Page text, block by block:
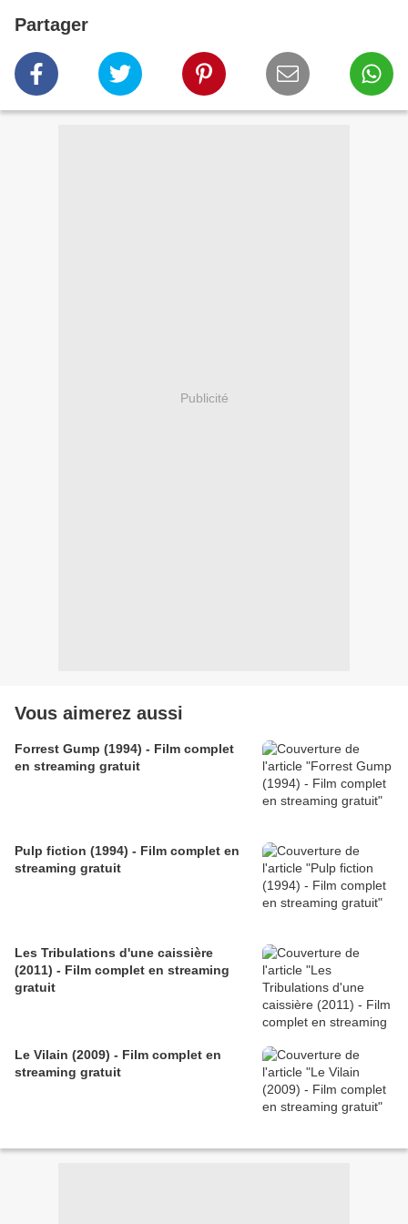
Partager
Publicité
Vous aimerez aussi
Forrest Gump (1994) - Film complet
en streaming gratuit
Pulp fiction (1994) - Film complet en
streaming gratuit
Les Tribulations d'une caissière
(2011) - Film complet en streaming
gratuit
Le Vilain (2009) - Film complet en
streaming gratuit